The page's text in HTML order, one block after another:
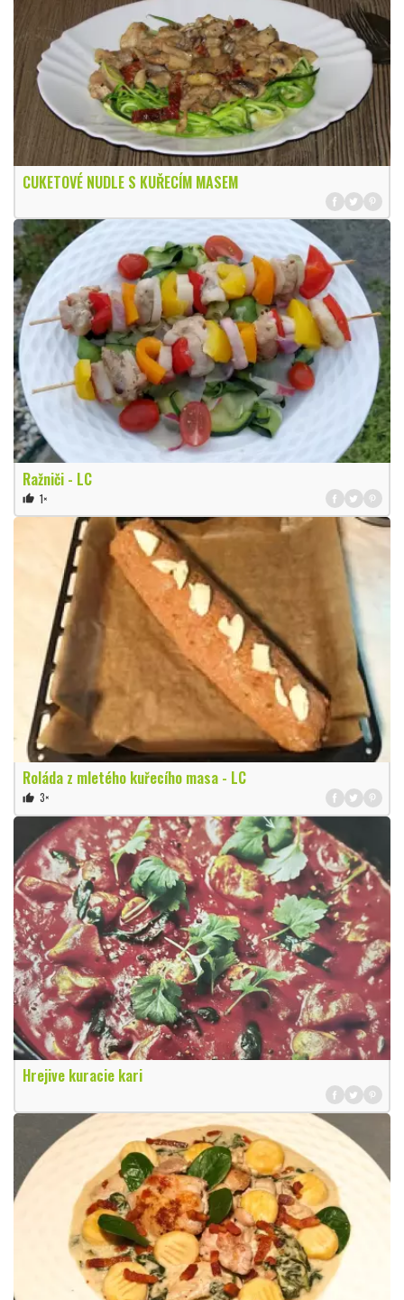
CUKETOVÉ NUDLE S KUŘECÍM MASEM
Ražniči - LC
thumb_up 1×
Roláda z mletého kuřecího masa - LC
thumb_up 3×
Hrejive kuracie kari